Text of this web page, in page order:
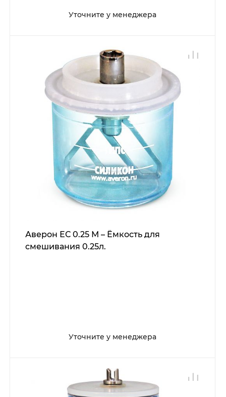
Уточните у менеджера
Аверон ЕС 0.25 М – Ёмкость для
смешивания 0.25л.
Уточните у менеджера